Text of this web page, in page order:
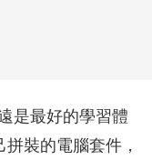
是最好的學習體
裝的電腦套件，